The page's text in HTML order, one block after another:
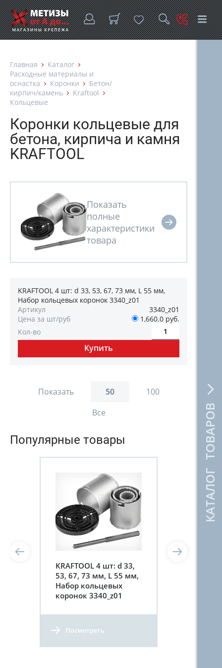
КАТАЛОГ ТОВАРОВ
Главная
Каталог
Расходные материалы и
оснастка
Коронки
Бетон/
кирпич/камень
Kraftool
Кольцевые
Коронки кольцевые для
бетона, кирпича и камня
KRAFTOOL
KRAFTOOL 4 шт: d 33, 53, 67, 73 мм, L 55 мм,
Набор кольцевых коронок 3340_z01
Артикул
3340_z01
Цена за шт/руб
1,660.0 руб.
Кол-во
Показать 50
100
Все
Популярные товары
KRAFTOOL 4 шт: d 33,
53, 67, 73 мм, L 55 мм,
Набор кольцевых
коронок 3340_z01
Посмотреть